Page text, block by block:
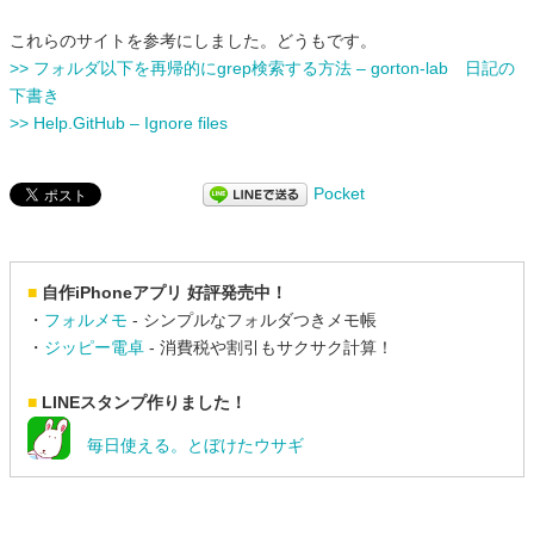
これらのサイトを参考にしました。どうもです。
>> フォルダ以下を再帰的にgrep検索する方法 – gorton-lab 日記の
下書き
>> Help.GitHub – Ignore files
Pocket
■ 自作iPhoneアプリ 好評発売中！
・ フォルメモ - シンプルなフォルダつきメモ帳
・ ジッピー電卓 - 消費税や割引もサクサク計算！
■ LINEスタンプ作りました！
毎日使える。とぼけたウサギ